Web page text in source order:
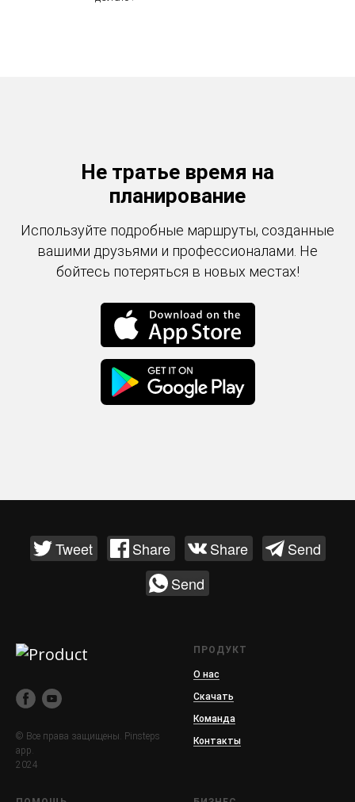
Не тратье время на
планирование
Используйте подробные маршруты, созданные
вашими друзьями и профессионалами. Не
бойтесь потеряться в новых местах!
Tweet Share Share
Send
Send
© Все права защищены. Pinsteps
app.
2024
ПРОДУКТ
О нас
Скачать
Команда
Контакты